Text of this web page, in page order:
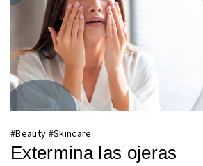
#Beauty #Skincare
Extermina las ojeras